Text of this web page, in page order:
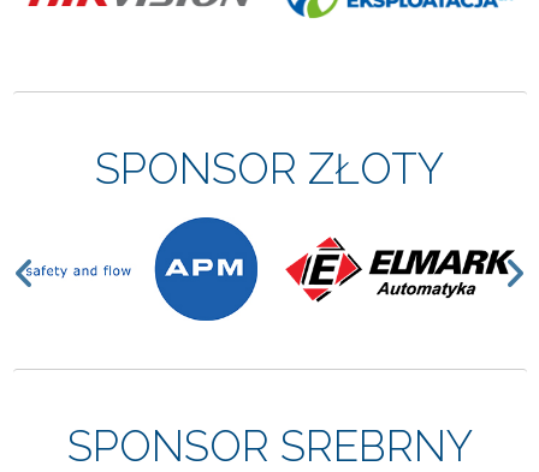
SPONSOR ZŁOTY
Previous
SPONSOR SREBRNY